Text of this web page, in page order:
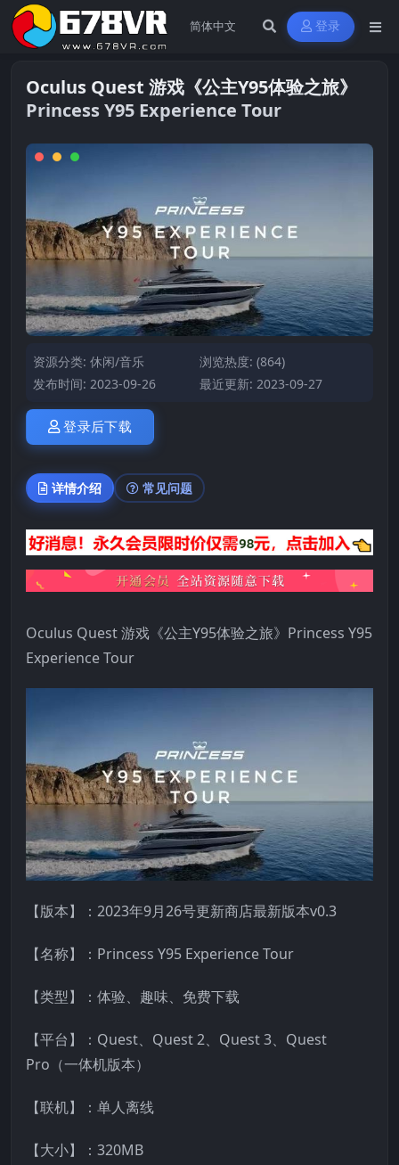
登录
Oculus Quest 游戏《公主Y95体验之旅》
Princess Y95 Experience Tour
资源分类: 休闲/音乐
浏览热度: (864)
发布时间: 2023-09-26
最近更新: 2023-09-27
登录后下载
详情介绍 常见问题
Oculus Quest 游戏《公主Y95体验之旅》Princess Y95
Experience Tour
【版本】：2023年9月26号更新商店最新版本v0.3
【名称】：Princess Y95 Experience Tour
【类型】：体验、趣味、免费下载
【平台】：Quest、Quest 2、Quest 3、Quest
Pro（一体机版本）
【联机】：单人离线
【大小】：320MB